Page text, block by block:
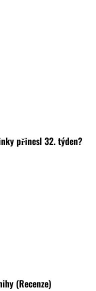
přinesl 32. týden?
(Recenze)